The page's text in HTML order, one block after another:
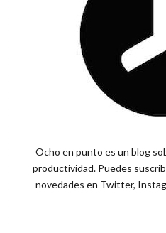
Ocho en punto es un blog
productividad. Puedes
novedades en Twitter,